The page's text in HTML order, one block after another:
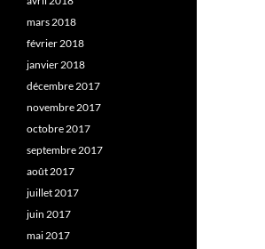
mars 2018
février 2018
janvier 2018
décembre 2017
novembre 2017
octobre 2017
septembre 2017
août 2017
juillet 2017
juin 2017
mai 2017